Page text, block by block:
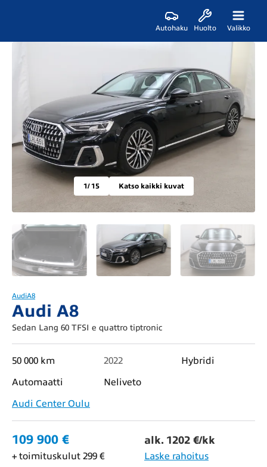
Autohaku Huolto Valikko
1/ 15 Katso kaikki kuvat
AudiA8
Audi A8
Sedan Lang 60 TFSI e quattro tiptronic
50 000 km 2022
Hybridi
Automaatti
Neliveto
Audi Center Oulu
109 900 € alk. 1202 €/kk
+ toimituskulut 299 € Laske rahoitus